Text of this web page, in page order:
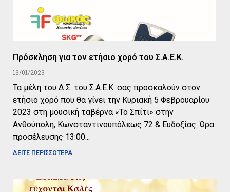
Πρόσκληση για τον ετήσιο χορό του Σ.Α.Ε.Κ.
13/01/2023
Τα μέλη του Δ.Σ. του Σ.Α.Ε.Κ. σας προσκαλούν στον
ετήσιο χορό που θα γίνει την Κυριακή 5 Φεβρουαρίου
2023 στη μουσική ταβέρνα «Το Σπίτι» στην
Ανθούπολη, Κωνσταντινουπόλεως 72 & Ευδοξίας. Ώρα
προσέλευσης 13:00
ΔΕΙΤΕ ΠΕΡΙΣΣΟΤΕΡΑ